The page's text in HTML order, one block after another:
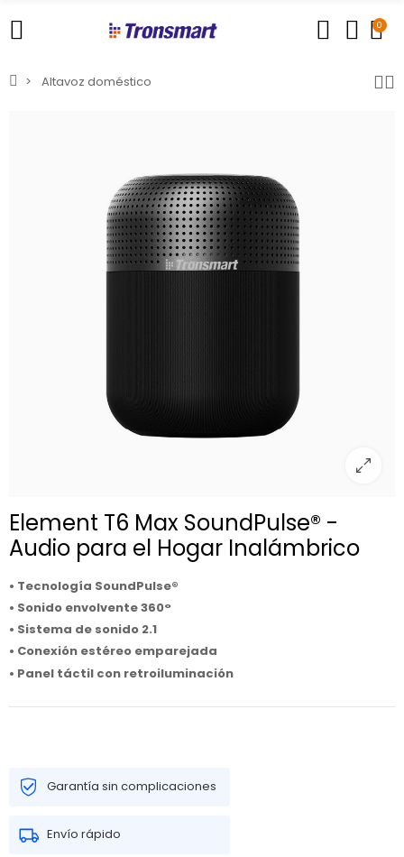
0
Altavoz doméstico
Element T6 Max SoundPulse® -
Audio para el Hogar Inalámbrico
• Tecnología SoundPulse®
• Sonido envolvente 360°
• Sistema de sonido 2.1
• Conexión estéreo emparejada
• Panel táctil con retroiluminación
Garantía sin complicaciones
Envío rápido